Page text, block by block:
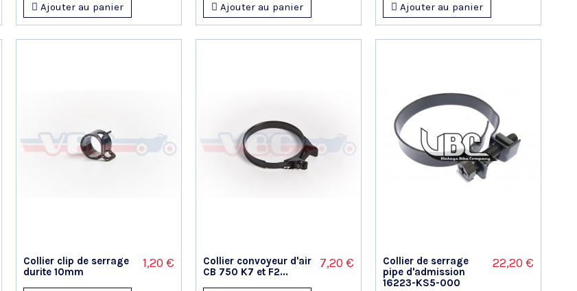
Ajouter au panier Ajouter au panier Ajouter au panier
Collier clip de serrage
durite 10mm
1,20 €
Collier convoyeur d'air
CB 750 K7 et F2...
7,20 €
Collier de serrage
pipe d'admission
16223-KS5-000
22,20 €